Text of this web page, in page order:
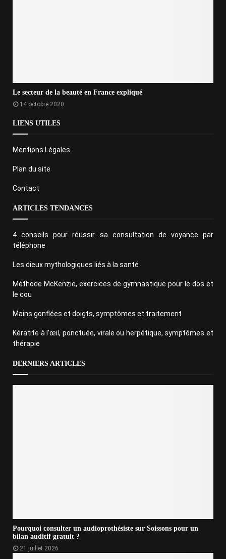
Le secteur de la beauté en France expliqué
14 octobre 2020
LIENS UTILES
Mentions Légales
Plan du site
Contact
ARTICLES TENDANCES
4 conseils pour réussir sa consultation de voyance par
téléphone
Les dieux mythologiques liés à la santé
Méthode McKenzie, exercices de gymnastique pour le dos et
le cou
Mains gonflées et doigts, symptômes et traitement
Kératite à l’œil, ponctuée, virale ou herpétique, symptômes et
thérapie
DERNIERS ARTICLES
Pourquoi consulter un audioprothésiste sur Soissons pour un
bilan auditif gratuit ?
21 juillet 2026